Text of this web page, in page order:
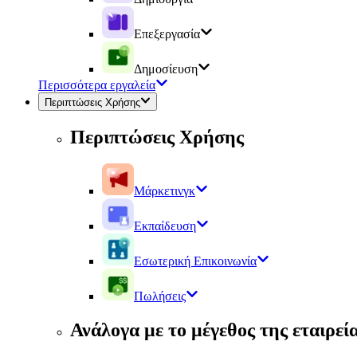
Επεξεργασία
Δημοσίευση
Περισσότερα εργαλεία
Περιπτώσεις Χρήσης
Περιπτώσεις Χρήσης
Μάρκετινγκ
Εκπαίδευση
Εσωτερική Επικοινωνία
Πωλήσεις
Ανάλογα με το μέγεθος της